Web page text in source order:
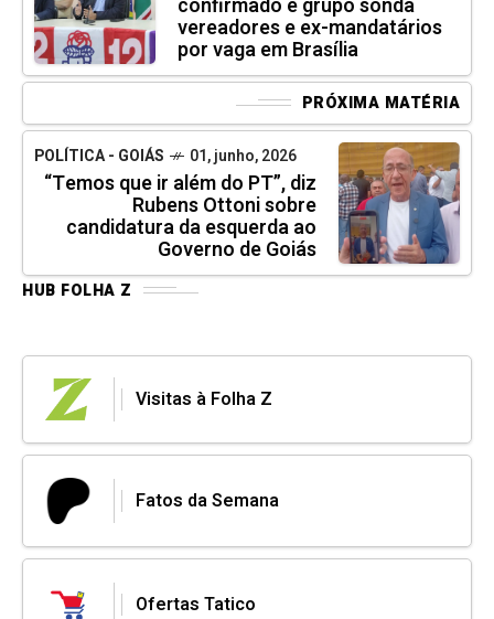
confirmado e grupo sonda
vereadores e ex-mandatários
por vaga em Brasília
PRÓXIMA MATÉRIA
POLÍTICA - GOIÁS 01, junho, 2026
“Temos que ir além do PT”, diz
Rubens Ottoni sobre
candidatura da esquerda ao
Governo de Goiás
HUB FOLHA Z
Visitas à Folha Z
Fatos da Semana
Ofertas Tatico